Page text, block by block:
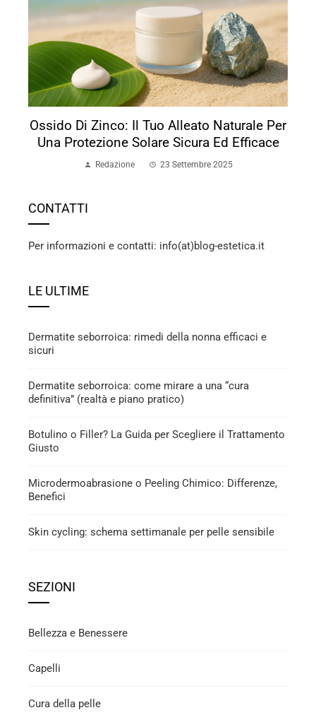
Ossido Di Zinco: Il Tuo Alleato Naturale Per
Una Protezione Solare Sicura Ed Efficace
Redazione 23 Settembre 2025
CONTATTI
Per informazioni e contatti: info(at)blog-estetica.it
LE ULTIME
Dermatite seborroica: rimedi della nonna efficaci e
sicuri
Dermatite seborroica: come mirare a una “cura
definitiva” (realtà e piano pratico)
Botulino o Filler? La Guida per Scegliere il Trattamento
Giusto
Microdermoabrasione o Peeling Chimico: Differenze,
Benefici
Skin cycling: schema settimanale per pelle sensibile
SEZIONI
Bellezza e Benessere
Capelli
Cura della pelle